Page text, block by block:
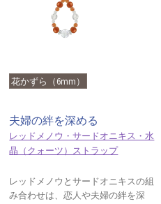
花かずら（6mm）
夫婦の絆を深める
レッドメノウ・サードオニキス・水
晶（クォーツ）ストラップ
レッドメノウとサードオニキスの組
み合わせは、恋人や夫婦の絆を深